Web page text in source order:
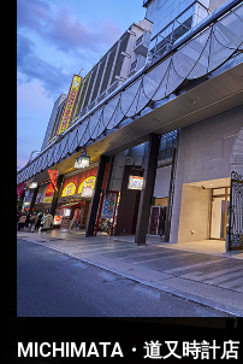
MICHIMATA・道又時計店